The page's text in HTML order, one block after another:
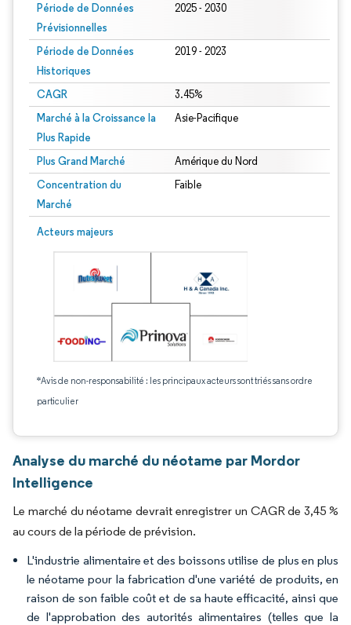
Période de Données
Prévisionnelles
2025 - 2030
Période de Données
Historiques
2019 - 2023
CAGR 3.45%
Marché à la Croissance la
Plus Rapide
Asie-Pacifique
Plus Grand Marché Amérique du Nord
Concentration du
Marché
Faible
Acteurs majeurs
*Avis de non-responsabilité : les principaux acteurs sont triés sans ordre
particulier
Analyse du marché du néotame par Mordor
Intelligence
Le marché du néotame devrait enregistrer un CAGR de 3,45 %
au cours de la période de prévision.
L'industrie alimentaire et des boissons utilise de plus en plus
le néotame pour la fabrication d'une variété de produits, en
raison de son faible coût et de sa haute efficacité, ainsi que
de l'approbation des autorités alimentaires (telles que la